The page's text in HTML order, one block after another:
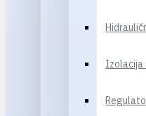
Izolacija